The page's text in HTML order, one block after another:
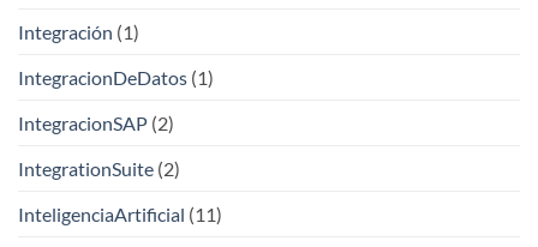
Integración (1)
IntegracionDeDatos (1)
IntegracionSAP (2)
IntegrationSuite (2)
InteligenciaArtificial (11)